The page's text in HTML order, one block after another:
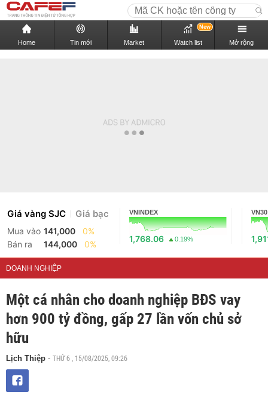
Home Tin mới Market Watch list
New
Mở rộng
Giá vàng SJC Giá bạc
Mua vào 141,000
0%
Bán ra
144,000 0%
VNINDEX
1,768.06 0.19%
VN30
DOANH NGHIỆP
Một cá nhân cho doanh nghiệp BĐS vay
hơn 900 tỷ đồng, gấp 27 lần vốn chủ sở
hữu
Lịch Thiệp - THỨ 6 , 15/08/2025, 09:26